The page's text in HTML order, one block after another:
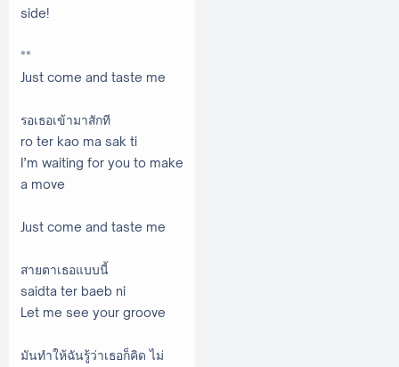
side!
**
Just come and taste me
รอเธอเข้ามาสักที
ro ter kao ma sak ti
I’m waiting for you to make
a move
Just come and taste me
สายตาเธอแบบนี้
saidta ter baeb ni
Let me see your groove
มันทำให้ฉันรู้ว่าเธอก็คิด ไม่